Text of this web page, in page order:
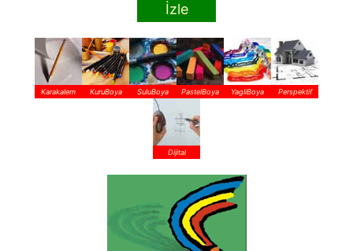
İzle
Karakalem KuruBoya SuluBoya PastelBoya YagliBoya Perspektif
Dijital